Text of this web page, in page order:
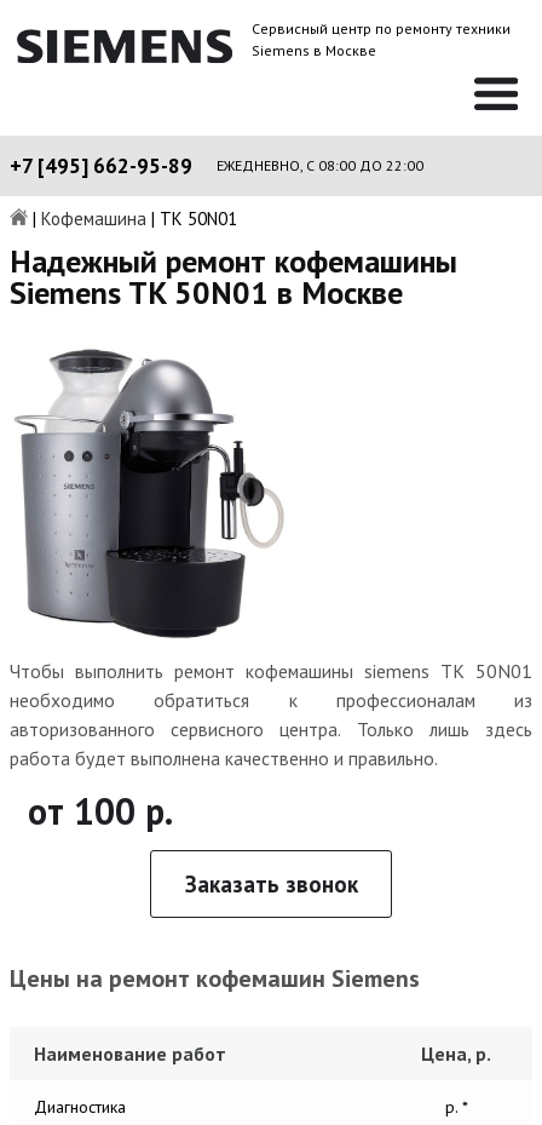
Сервисный центр по ремонту техники
Siemens в Москве
+7 [495] 662-95-89 ЕЖЕДНЕВНО, С 08:00 ДО 22:00
| Кофемашина | TK 50N01
Надежный ремонт кофемашины
Siemens TK 50N01 в Москве
Чтобы выполнить ремонт кофемашины siemens TK 50N01
необходимо обратиться к профессионалам из
авторизованного сервисного центра. Только лишь здесь
работа будет выполнена качественно и правильно.
от 100 р.
Заказать звонок
Цены на ремонт кофемашин Siemens
Наименование работ Цена, р.
Диагностика р. *